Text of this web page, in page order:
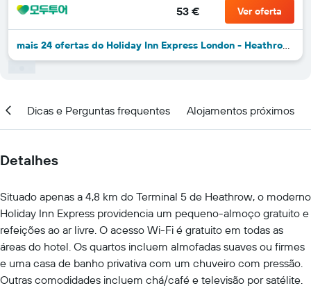
53 € Ver oferta
mais 24 ofertas do Holiday Inn Express London - Heathrow T5 By IHG
Dicas e Perguntas frequentes Alojamentos próximos
Detalhes
Situado apenas a 4,8 km do Terminal 5 de Heathrow, o moderno
Holiday Inn Express providencia um pequeno-almoço gratuito e
refeições ao ar livre. O acesso Wi-Fi é gratuito em todas as
áreas do hotel. Os quartos incluem almofadas suaves ou firmes
e uma casa de banho privativa com um chuveiro com pressão.
Outras comodidades incluem chá/café e televisão por satélite.